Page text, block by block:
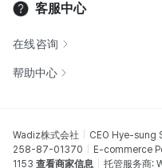
客服中心
在线咨询
帮助中心
Wadiz株式会社 CEO Hye-sung
258-87-01370
E-commerce
1153 查看商家信息 托管服务商: